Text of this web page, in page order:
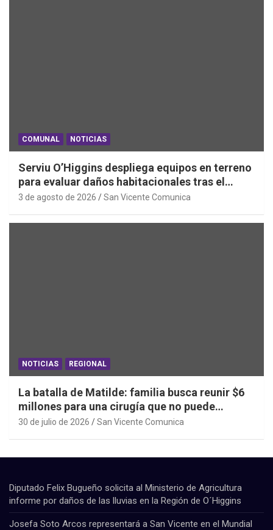
COMUNAL NOTICIAS
Serviu O’Higgins despliega equipos en terreno
para evaluar daños habitacionales tras el
Sistema Frontal
3 de agosto de 2026 San Vicente Comunica
NOTICIAS REGIONAL
La batalla de Matilde: familia busca reunir $6
millones para una cirugía que no puede
esperar
30 de julio de 2026 San Vicente Comunica
Diputado Felix Bugueño solicita al Ministerio de Agricultura
informe por daños de las lluvias en la Región de O´Higgins
Josefa Soto Arcos representará a San Vicente en el Mundial